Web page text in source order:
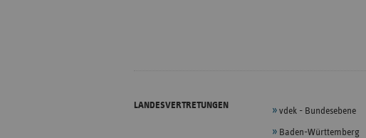
LANDESVERTRETUNGEN
vdek - Bundesebene
Baden-Württemberg